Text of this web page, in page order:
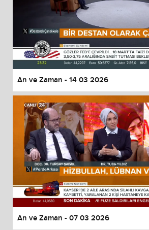
An ve Zaman - 14 03 2026
An ve Zaman - 07 03 2026